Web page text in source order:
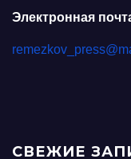
Электронная
СВЕЖИЕ